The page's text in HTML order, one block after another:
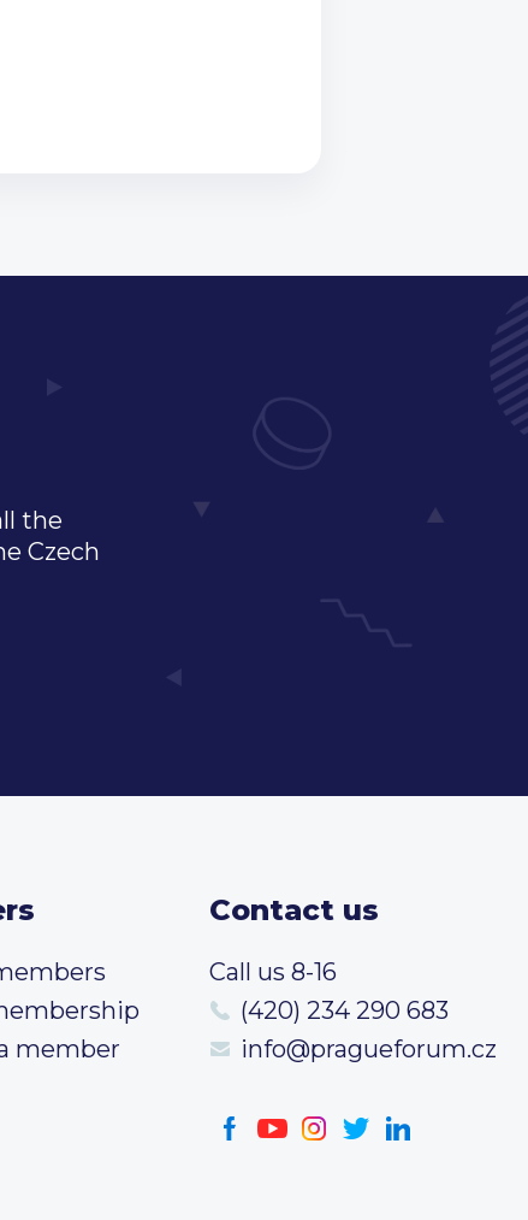
the
Czech
member
Contact us
Call us 8-16
(420) 234 290 683
info@pragueforum.cz